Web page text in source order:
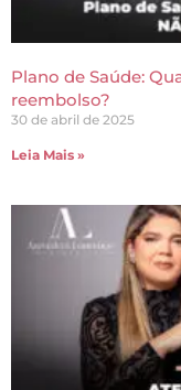
Plano de Saúde:
reembolso?
30 de abril de 2025
Leia Mais »